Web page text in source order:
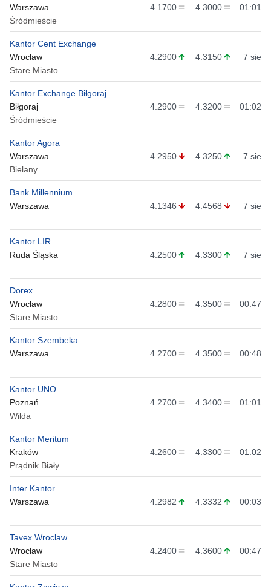
Warszawa
Śródmieście
4.1700 4.3000 01:01
Kantor Cent Exchange
Wrocław
Stare Miasto
4.2900 4.3150 7 sie
Kantor Exchange Biłgoraj
Biłgoraj
Śródmieście
4.2900 4.3200 01:02
Kantor Agora
Warszawa
Bielany
4.2950 4.3250 7 sie
Bank Millennium
Warszawa
4.1346 4.4568 7 sie
Kantor LIR
Ruda Śląska
4.2500 4.3300 7 sie
Dorex
Wrocław
Stare Miasto
4.2800 4.3500 00:47
Kantor Szembeka
Warszawa
4.2700 4.3500 00:48
Kantor UNO
Poznań
Wilda
4.2700 4.3400 01:01
Kantor Meritum
Kraków
Prądnik Biały
4.2600 4.3300 01:02
Inter Kantor
Warszawa
4.2982 4.3332 00:03
Tavex Wroclaw
Wrocław
Stare Miasto
4.2400 4.3600 00:47